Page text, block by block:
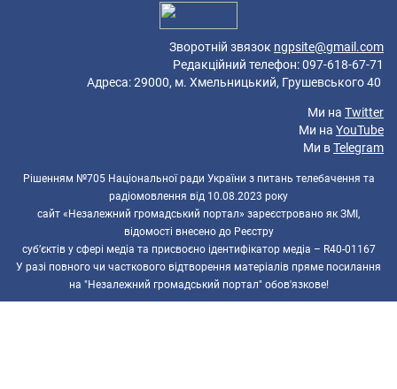
Зворотній звязок ngpsite@gmail.com
Редакційний телефон: 097-618-67-71
Адреса: 29000, м. Хмельницький, Грушевського 40
Ми на Twitter
Ми на YouTube
Ми вTelegram
Рішенням №705 Національної ради України з питань телебачення та
радіомовлення від 10.08.2023 року
сайт «Незалежний громадський портал» зареєстровано як ЗМІ,
відомості внесено до Реєстру
суб’єктів у сфері медіа та присвоєно ідентифікатор медіа – R40-01167
У разі повного чи часткового відтворення матеріалів пряме посилання
на "Незалежний громадський портал" обов'язкове!